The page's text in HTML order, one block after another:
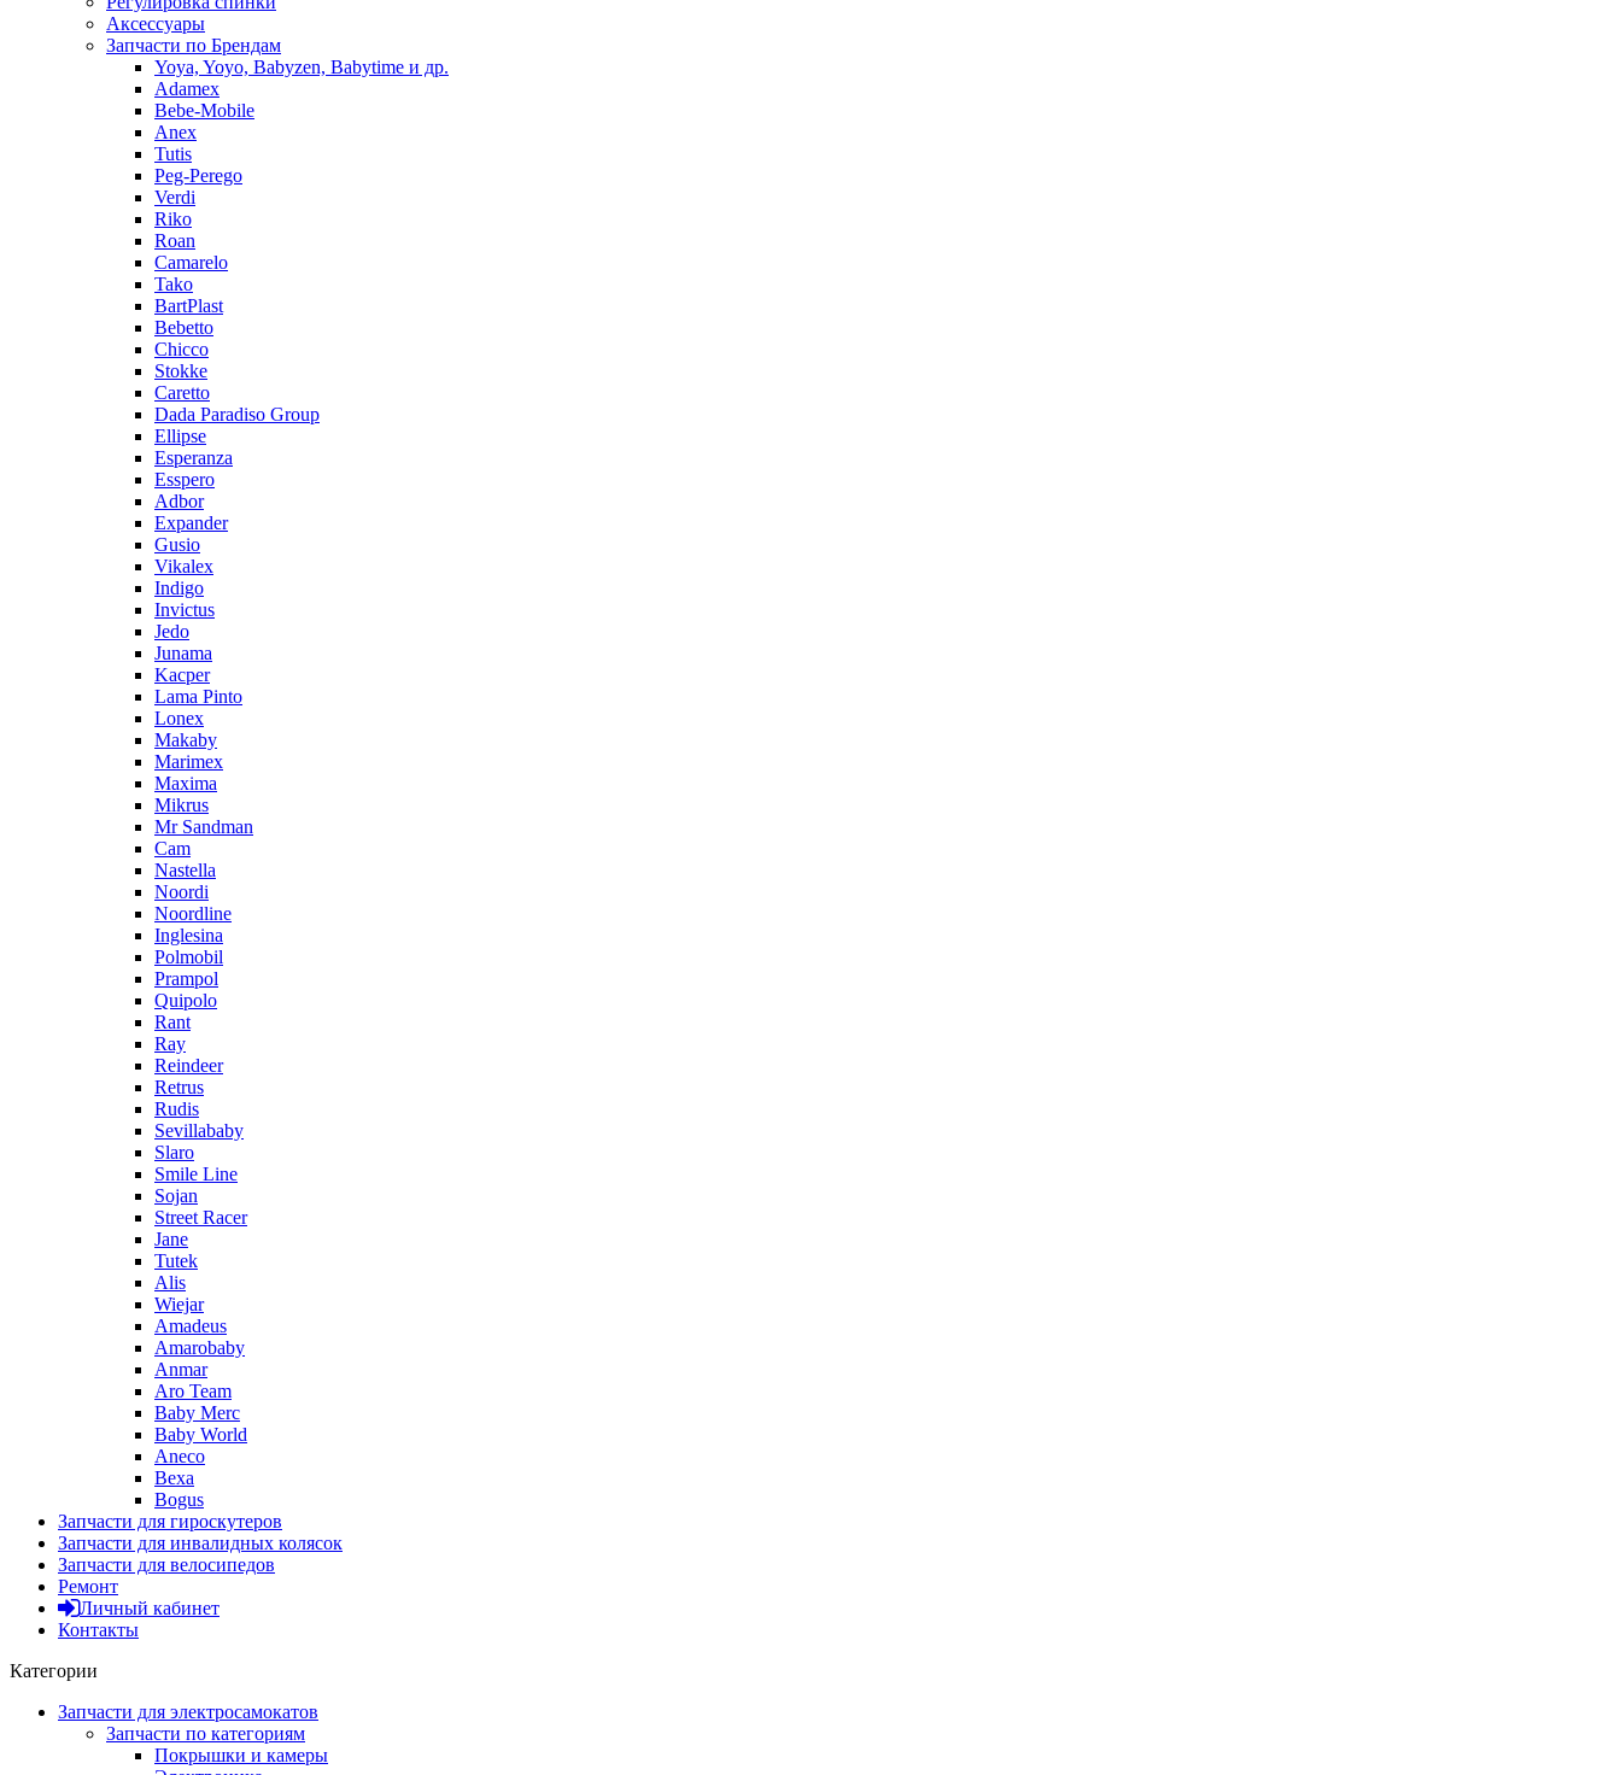
Аксессуары
Запчасти по Брендам
Yoya, Yoyo, Babyzen, Babytime и др.
Adamex
Bebe-Mobile
Anex
Tutis
Peg-Perego
Verdi
Riko
Roan
Camarelo
Tako
BartPlast
Bebetto
Chicco
Stokke
Caretto
Dada Paradiso Group
Ellipse
Esperanza
Esspero
Adbor
Expander
Gusio
Vikalex
Indigo
Invictus
Jedo
Junama
Kacper
Lama Pinto
Lonex
Makaby
Marimex
Maxima
Mikrus
Mr Sandman
Cam
Nastella
Noordi
Noordline
Inglesina
Polmobil
Prampol
Quipolo
Rant
Ray
Reindeer
Retrus
Rudis
Sevillababy
Slaro
Smile Line
Sojan
Street Racer
Jane
Tutek
Alis
Wiejar
Amadeus
Amarobaby
Anmar
Aro Team
Baby Merc
Baby World
Aneco
Bexa
Bogus
Запчасти для гироскутеров
Запчасти для инвалидных колясок
Запчасти для велосипедов
Ремонт
Личный кабинет
Контакты
Категории
Запчасти для электросамокатов
Запчасти по категориям
Покрышки и камеры